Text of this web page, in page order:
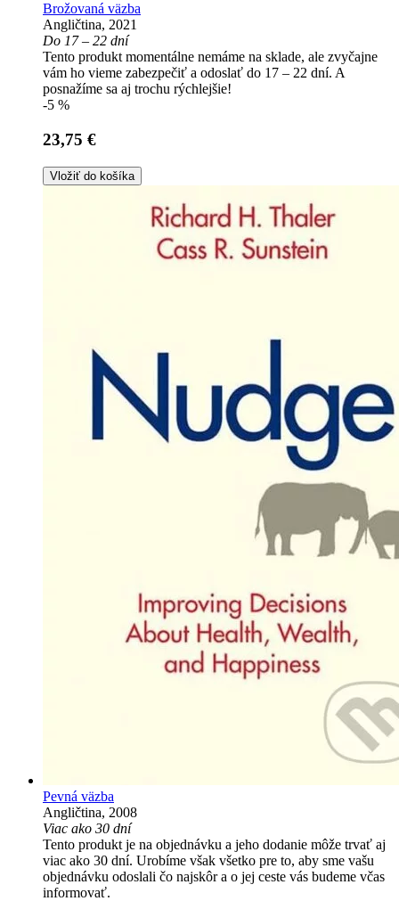
Brožovaná väzba
Angličtina, 2021
Do 17 – 22 dní
Tento produkt momentálne nemáme na sklade, ale zvyčajne
vám ho vieme zabezpečiť a odoslať do 17 – 22 dní. A
posnažíme sa aj trochu rýchlejšie!
-5 %
23,75 €
Vložiť do košíka
Pevná väzba
Angličtina, 2008
Viac ako 30 dní
Tento produkt je na objednávku a jeho dodanie môže trvať aj
viac ako 30 dní. Urobíme však všetko pre to, aby sme vašu
objednávku odoslali čo najskôr a o jej ceste vás budeme včas
informovať.